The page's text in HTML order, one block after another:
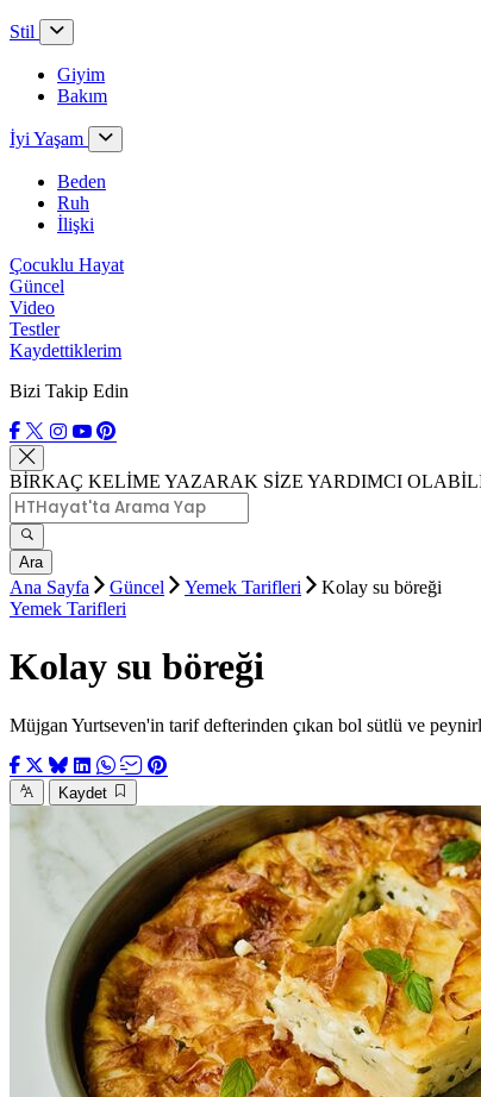
Stil
Giyim
Bakım
İyi Yaşam
Beden
Ruh
İlişki
Çocuklu Hayat
Güncel
Video
Testler
Kaydettiklerim
Bizi Takip Edin
BİRKAÇ KELİME YAZARAK SİZE YARDIMCI
Ara
Ana Sayfa Güncel Yemek Tarifleri
Kolay su böreği
Yemek Tarifleri
Kolay su böreği
Müjgan Yurtseven'in tarif defterinden çıkan bol sütlü ve
Kaydet